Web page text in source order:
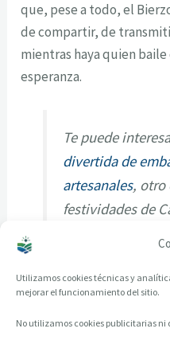
Utilizamos cookies técnicas y
mejorar el funcionamiento del sitio.
No utilizamos cookies publicitarias ni
que, pese a todo, el
de compartir, de
mientras haya quien
esperanza.
Te puede
divertida de
artesanales, otro
festividades de